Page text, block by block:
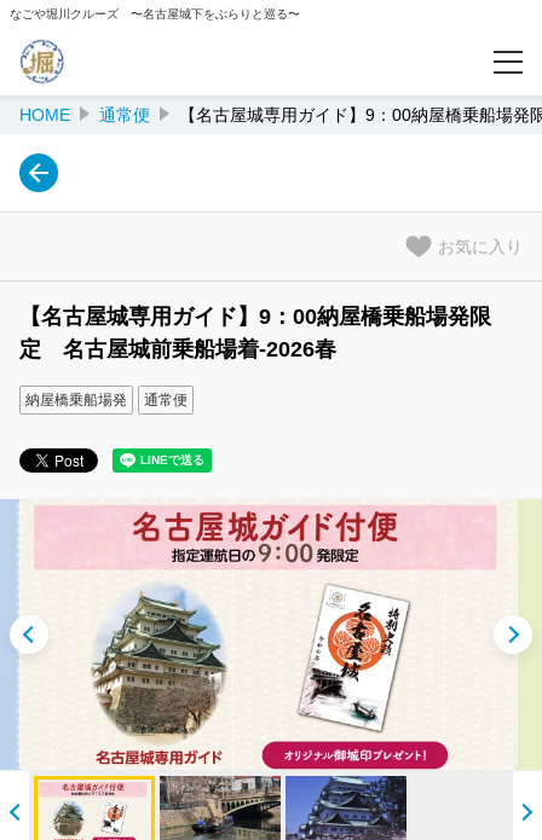
なごや堀川クルーズ 〜名古屋城下をぶらりと巡る〜
予約確認
カテゴリー
名古屋城前乗船場出発便
五条橋乗船場出発便
納屋橋乗船場出発便
ナゴヤ座船内講談便
閲覧履歴
HOME 通常便 【名古屋城専用ガイド】9：00納屋橋乗船場
【名古屋城専用ガイド】9：00納屋橋乗船場発限
定 名古屋城前乗船場着-2026春
お気に入り
納屋橋乗船場発 通常便